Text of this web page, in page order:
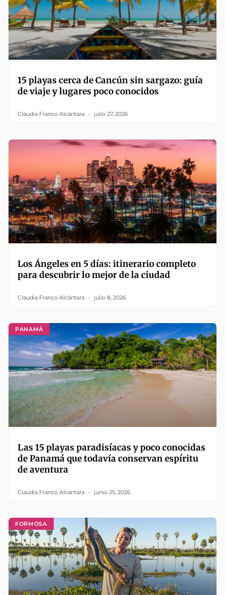
15 playas cerca de Cancún sin sargazo: guía
de viaje y lugares poco conocidos
Claudia Franco Alcántara julio 27, 2026
Los Ángeles en 5 días: itinerario completo
para descubrir lo mejor de la ciudad
Claudia Franco Alcántara julio 8, 2026
PANAMÁ
Las 15 playas paradisíacas y poco conocidas
de Panamá que todavía conservan espíritu
de aventura
Claudia Franco Alcántara junio 25, 2026
FORMOSA